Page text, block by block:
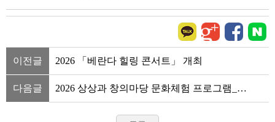
이전글 2026 「베란다 힐링 콘서트」 개최
다음글
2026 상상과 창의마당 문화체험 프로그램_
와글와글 상상놀이터 참가자 모집(마감)